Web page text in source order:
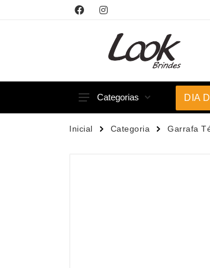
Categorias
Acessórios p/ Celular
DIA
Inicial Categoria Garrafa